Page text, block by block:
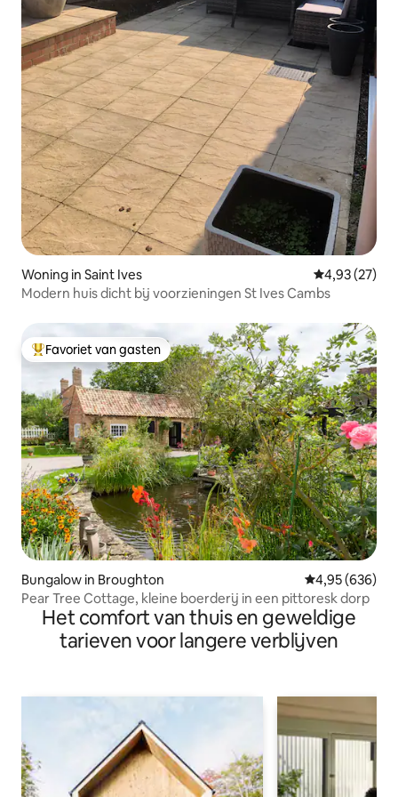
Woning in Saint Ives Gemiddelde
4,93 (27)
Modern huis dicht bij voorzieningen St Ives Cambs
Topfavoriet van gasten
Favoriet van gasten
Bungalow in Broughton Gemiddelde
4,95 (636)
Pear Tree Cottage, kleine boerderij in een pittoresk dorp
Het comfort van thuis en geweldige
tarieven voor langere verblijven